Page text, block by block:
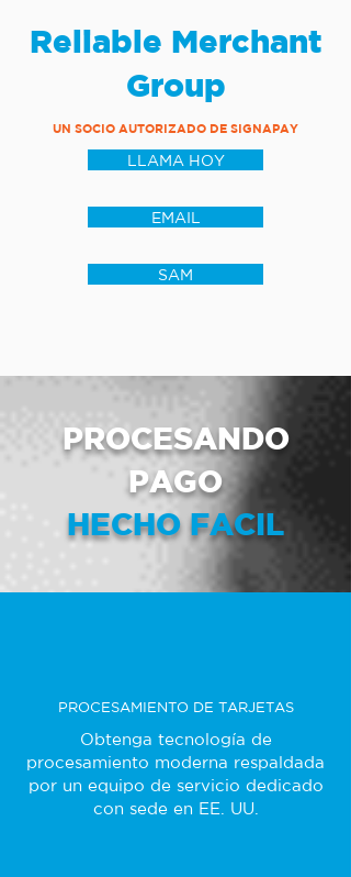
Reliable Merchant
Group
UN SOCIO AUTORIZADO DE SIGNAPAY
LLAMA HOY
EMAIL
SAM
PROCESANDO
PAGO
HECHO FACIL
PROCESAMIENTO DE TARJETAS
Obtenga tecnología de
procesamiento moderna respaldada
por un equipo de servicio dedicado
con sede en EE. UU.